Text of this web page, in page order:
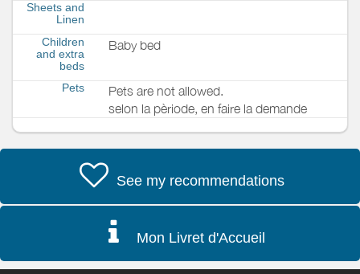
Sheets and
Linen
Children
and extra
beds
Baby bed
Pets
Pets are not allowed.
selon la pèriode, en faire la demande
See my recommendations
Mon Livret d'Accueil